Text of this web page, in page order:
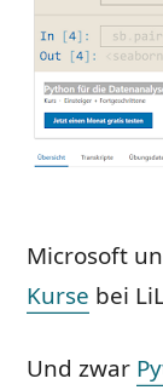
Microsoft
Kurse bei
Und zwar